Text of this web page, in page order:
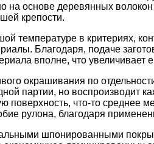
на основе деревянных
крепости.
температуре в критериях,
Благодаря, подаче
вполне, что увеличивает
окрашивания по
партии, но воспроизводит
что-то среднее
рулона, благодаря
шпонированными